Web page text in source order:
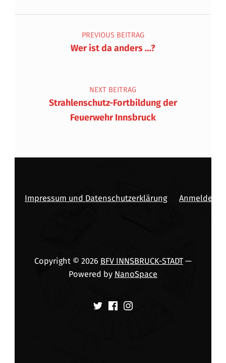
Beitragsnavigation
PREVIOUS BEITRAG
Wer ist da anders …?
NEXT BEITRAG
Strahlenschutz-Fortbildung der
Feuerwehr Innsbruck
Impressum und Datenschutzerklärung Anmelden
Copyright © 2026 BFV INNSBRUCK-STADT—
Powered by NanoSpace